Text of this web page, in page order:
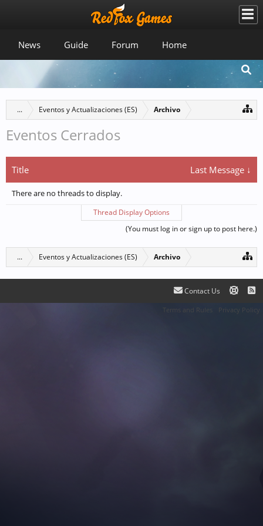
... Eventos y Actualizaciones (ES) Archivo
Eventos Cerrados
Title Last Message ↓
There are no threads to display.
Thread Display Options
(You must log in or sign up to post here.)
... Eventos y Actualizaciones (ES) Archivo
News Guide Forum Home
Contact Us
Terms and Rules Privacy Policy